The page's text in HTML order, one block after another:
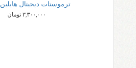
ترموستات دیجیتال هایلین hailin
۳,۳۰۰,۰۰۰ تومان